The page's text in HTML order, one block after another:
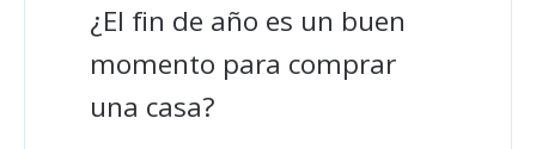
¿El fin de año es un buen
momento para comprar
una casa?